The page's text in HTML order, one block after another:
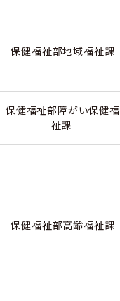
保健福祉部地域福祉課
保健福祉部障がい保健福
祉課
保健福祉部高齢福祉課